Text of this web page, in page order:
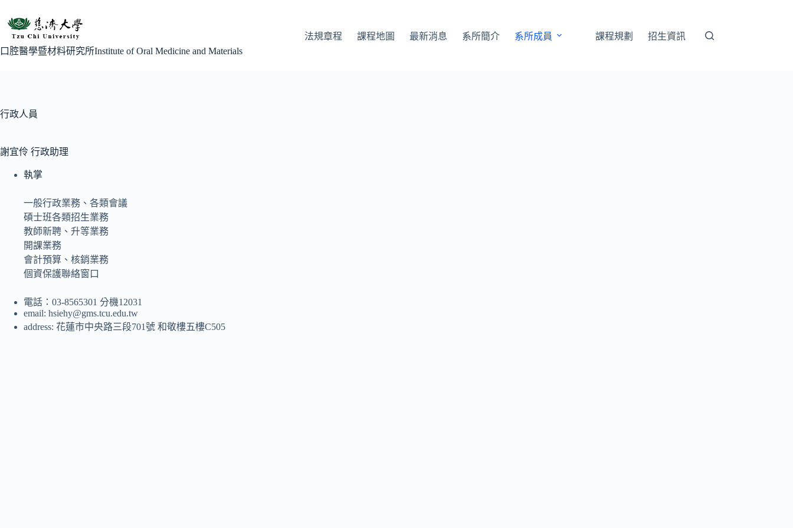
至
要
口腔醫學暨材料研究所Institute of Oral Medicine and Materials
法規章程 課程地圖 最新消息 系所簡介 系所成員 課程規劃 招生資訊
行政人員
謝宜伶 行政助理
執掌
一般行政業務、各類會議
碩士班各類招生業務
教師新聘、升等業務
開課業務
會計預算、核銷業務
個資保護聯絡窗口
電話：03-8565301 分機12031
email: hsiehy@gms.tcu.edu.tw
address: 花蓮市中央路三段701號 和敬樓五樓C505